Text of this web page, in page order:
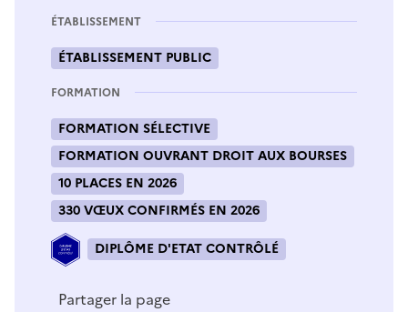
ÉTABLISSEMENT
ÉTABLISSEMENT PUBLIC
FORMATION
FORMATION SÉLECTIVE
FORMATION OUVRANT DROIT AUX BOURSES
10 PLACES EN 2026
330 VŒUX CONFIRMÉS EN 2026
DIPLÔME D'ETAT CONTRÔLÉ
Partager la page